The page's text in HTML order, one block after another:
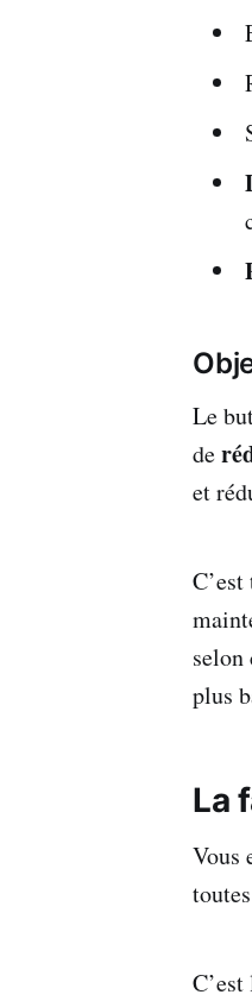
Le
de
et
selon
plus
La
Vous